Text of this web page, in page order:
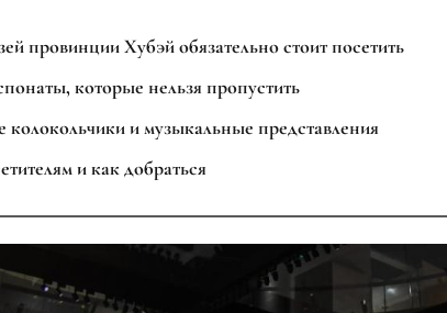
провинции Хубэй обязательно стоит посетить
которые нельзя пропустить
колокольчики и музыкальные представления
и как добраться